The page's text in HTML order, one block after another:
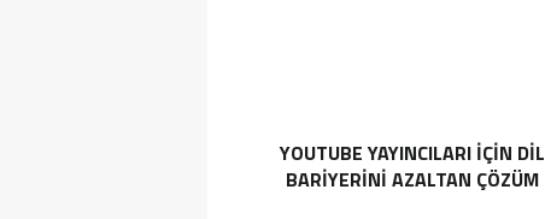
YOUTUBE YAYINCILARI IÇIN DIL
BARIYERINI AZALTAN ÇÖZÜM